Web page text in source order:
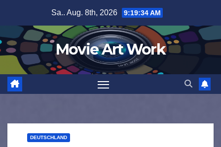
springen
Sa.. Aug. 8th, 2026 9:19:35 AM
Movie Art Work
DEUTSCHLAND